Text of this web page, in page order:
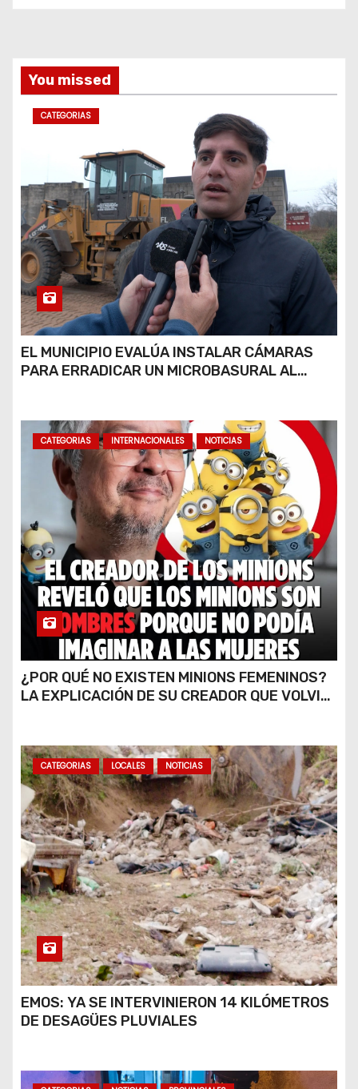
s
You missed
CATEGORIAS
EL MUNICIPIO EVALÚA INSTALAR CÁMARAS
PARA ERRADICAR UN MICROBASURAL AL
CATEGORIAS INTERNACIONALES NOTICIAS
¿POR QUÉ NO EXISTEN MINIONS FEMENINOS?
LA EXPLICACIÓN DE SU CREADOR QUE VOLVIÓ
CATEGORIAS LOCALES NOTICIAS
EMOS: YA SE INTERVINIERON 14 KILÓMETROS
DE DESAGÜES PLUVIALES